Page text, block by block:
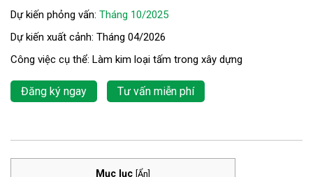
Dự kiến phỏng vấn: Tháng 10/2025
Dự kiến xuất cảnh: Tháng 04/2026
Công việc cụ thể: Làm kim loại tấm trong xây dựng
Đăng ký ngay Tư vấn miễn phí
Mục lục Ẩn